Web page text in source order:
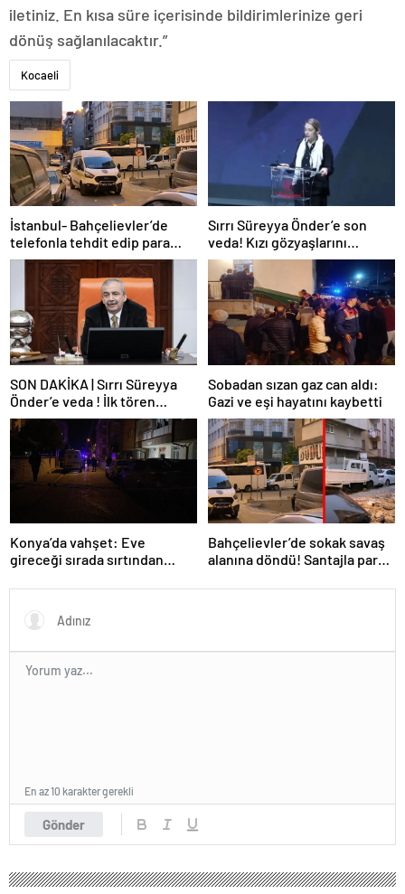
iletiniz. En kısa süre içerisinde bildirimlerinize geri
dönüş sağlanılacaktır.”
Kocaeli
İstanbul- Bahçelievler’de
telefonla tehdit edip para
istediler, ret cevabı alınca iş
yerini kurşunladılar
Sırrı Süreyya Önder’e son
veda! Kızı gözyaşlarını
tutamadı: Hayatın tüm rengi
gitti baba…
SON DAKİKA | Sırrı Süreyya
Önder’e veda ! İlk tören
AKM’de yapılıyor
Sobadan sızan gaz can aldı:
Gazi ve eşi hayatını kaybetti
Konya’da vahşet: Eve
gireceği sırada sırtından
Bahçelievler’de sokak savaş
alanına döndü! Santajla para
Gönder
En az 10 karakter gerekli